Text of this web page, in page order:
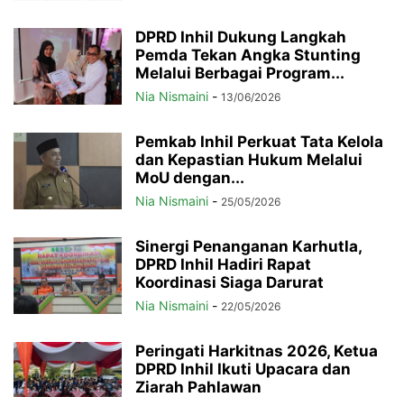
DPRD Inhil Dukung Langkah
Pemda Tekan Angka Stunting
Melalui Berbagai Program...
Nia Nismaini - 13/06/2026
Pemkab Inhil Perkuat Tata Kelola
dan Kepastian Hukum Melalui
MoU dengan...
Nia Nismaini - 25/05/2026
Sinergi Penanganan Karhutla,
DPRD Inhil Hadiri Rapat
Koordinasi Siaga Darurat
Nia Nismaini - 22/05/2026
Peringati Harkitnas 2026, Ketua
DPRD Inhil Ikuti Upacara dan
Ziarah Pahlawan